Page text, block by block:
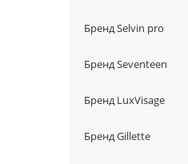
Бренд Selvin pro
Бренд Seventeen
Бренд LuxVisage
Бренд Gillette